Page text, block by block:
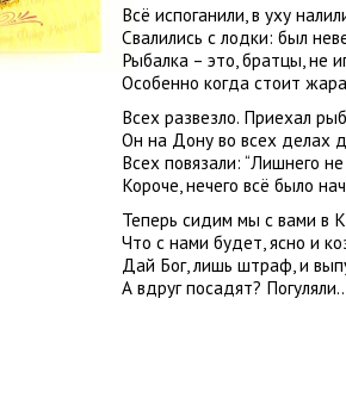
Всё испоганили, в уху
Свалились с лодки: был
Рыбалка – это, братцы, не
Особенно когда стоит
Всех развезло. Приехал
Он на Дону во всех делах
Всех повязали: “Лишнего не
Короче, нечего всё было
Теперь сидим мы с вами в
Что с нами будет, ясно и
Дай Бог, лишь штраф, и
А вдруг посадят?